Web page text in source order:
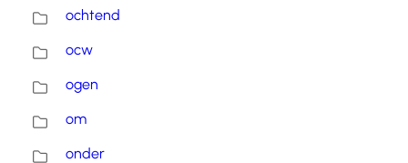
ochtend
ocw
ogen
om
onder